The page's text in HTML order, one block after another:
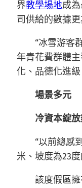
界教學場地成
司供給的數據
“冰雪游客
年青花費群體
化、品德化進
場景多元
冷資本綻
“以前總感
米、坡度為23
該度假區